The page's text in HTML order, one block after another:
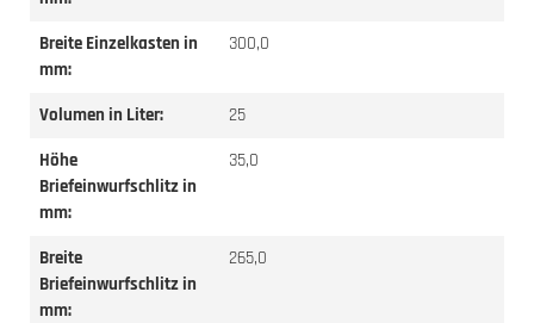
Breite Einzelkasten in
mm:
300,0
Volumen in Liter:
25
Höhe
Briefeinwurfschlitz in
mm:
35,0
Breite
Briefeinwurfschlitz in
mm:
265,0